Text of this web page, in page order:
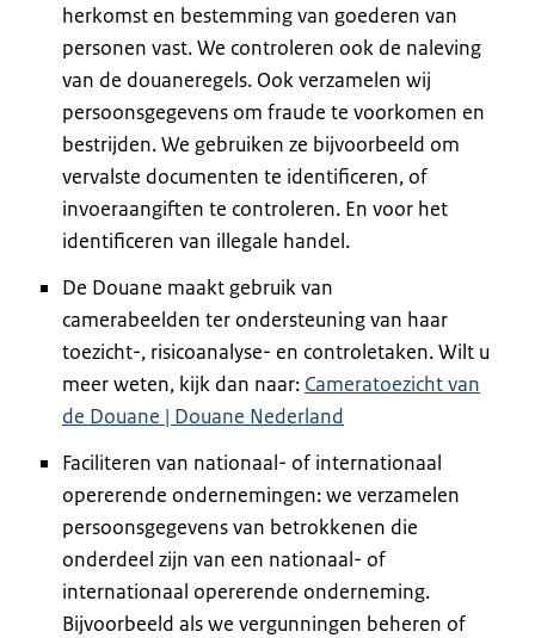
herkomst en bestemming van goederen van
personen vast. We controleren ook de naleving
van de douaneregels. Ook verzamelen wij
persoonsgegevens om fraude te voorkomen en
bestrijden. We gebruiken ze bijvoorbeeld om
vervalste documenten te identificeren, of
invoeraangiften te controleren. En voor het
identificeren van illegale handel.
De Douane maakt gebruik van
camerabeelden ter ondersteuning van haar
toezicht-, risicoanalyse- en controletaken. Wilt u
meer weten, kijk dan naar: Cameratoezicht van
de Douane | Douane Nederland
Faciliteren van nationaal- of internationaal
opererende ondernemingen: we verzamelen
persoonsgegevens van betrokkenen die
onderdeel zijn van een nationaal- of
internationaal opererende onderneming.
Bijvoorbeeld als we vergunningen beheren of